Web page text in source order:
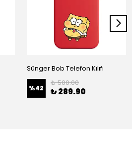
Sünger Bob Telefon Kılıfı
%42
₺ 500.00
₺ 289.90